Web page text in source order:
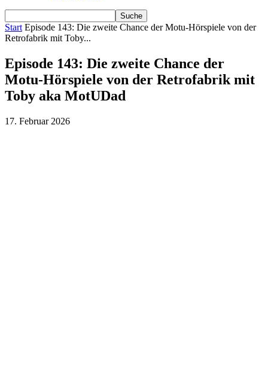
Start Episode 143: Die zweite Chance der Motu-Hörspiele von der
Retrofabrik mit Toby...
Episode 143: Die zweite Chance der
Motu-Hörspiele von der Retrofabrik mit
Toby aka MotUDad
17. Februar 2026